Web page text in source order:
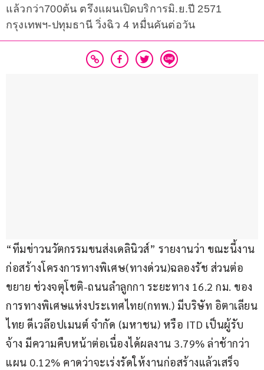
แล้วกว่า700ต้น ตรึงแผนเปิดบริการมิ.ย.ปี 2571
กรุงเทพฯ-ปทุมธานี วิ่งฉิว 4 หมื่นคันต่อวัน
“ทีมข่าวนวัตกรรมขนส่งเดลินิวส์” รายงานว่า ขณะนี้งาน
ก่อสร้างโครงการทางพิเศษ(ทางด่วน)ฉลองรัช ส่วนต่อ
ขยาย ช่วงจตุโชติ-ถนนลำลูกกา ระยะทาง 16.2 กม. ของ
การทางพิเศษแห่งประเทศไทย(กทพ.) มีบริษัท อิตาเลียน
ไทย ดีเวล๊อปเมนต์ จำกัด (มหาชน) หรือ ITD เป็นผู้รับ
จ้าง มีความคืบหน้าต่อเนื่องได้ผลงาน 3.79% ล่าช้ากว่า
แผน 0.12% คาดว่าจะเร่งรัดให้งานก่อสร้างแล้วเสร็จ